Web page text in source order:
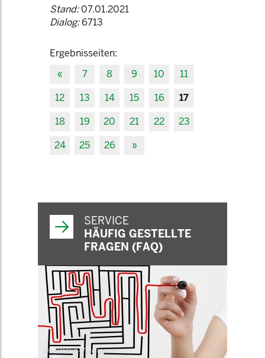
Stand:07.01.2021
Dialog:6713
Ergebnisseiten:
«
7 8 9 10
11
12
13 14 15 16
17
18
19 20 21 22
23
24
25 26 »
SERVICE
HÄUFIG GESTELLTE
FRAGEN (FAQ)
© belekekin - Fotolia.com